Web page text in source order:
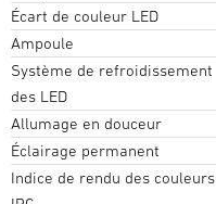
Écart de couleur LED
Ampoule
Système de refroidissement
des LED
Allumage en douceur
Éclairage permanent
Indice de rendu des couleurs